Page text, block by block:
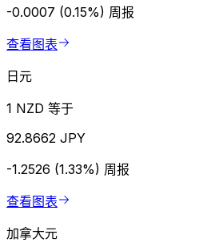
-0.0007 (0.15%) 周报
查看图表
日元
1 NZD 等于
92.8662 JPY
-1.2526 (1.33%) 周报
查看图表
加拿大元